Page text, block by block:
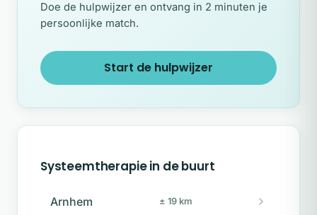
Doe de hulpwijzer en ontvang in 2 minuten je
persoonlijke match.
Start de hulpwijzer
Systeemtherapie in de buurt
Arnhem ± 19 km